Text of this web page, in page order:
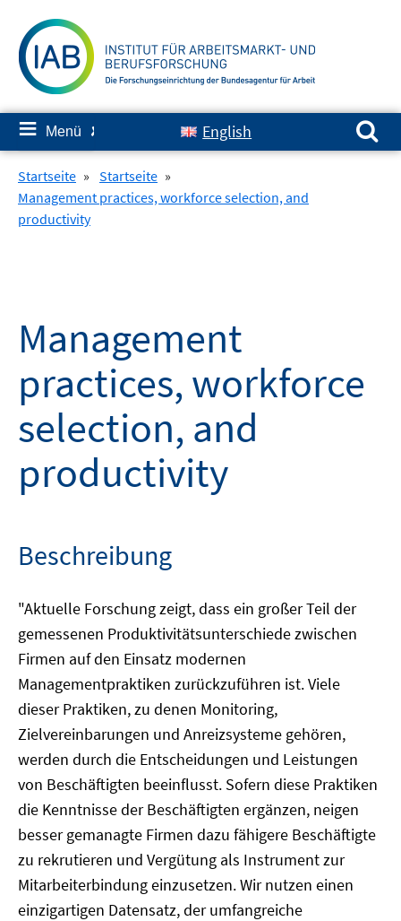
zum
Inhalt
≡ Menü ✘ English
Suchen nach:
Startseite » Startseite »
Management practices, workforce selection, and
productivity
Management
practices, workforce
selection, and
productivity
Beschreibung
"Aktuelle Forschung zeigt, dass ein großer Teil der
gemessenen Produktivitätsunterschiede zwischen
Firmen auf den Einsatz modernen
Managementpraktiken zurückzuführen ist. Viele
dieser Praktiken, zu denen Monitoring,
Zielvereinbarungen und Anreizsysteme gehören,
werden durch die Entscheidungen und Leistungen
von Beschäftigten beeinflusst. Sofern diese Praktiken
die Kenntnisse der Beschäftigten ergänzen, neigen
besser gemanagte Firmen dazu fähigere Beschäftigte
zu rekrutieren und Vergütung als Instrument zur
Mitarbeiterbindung einzusetzen. Wir nutzen einen
einzigartigen Datensatz, der umfangreiche